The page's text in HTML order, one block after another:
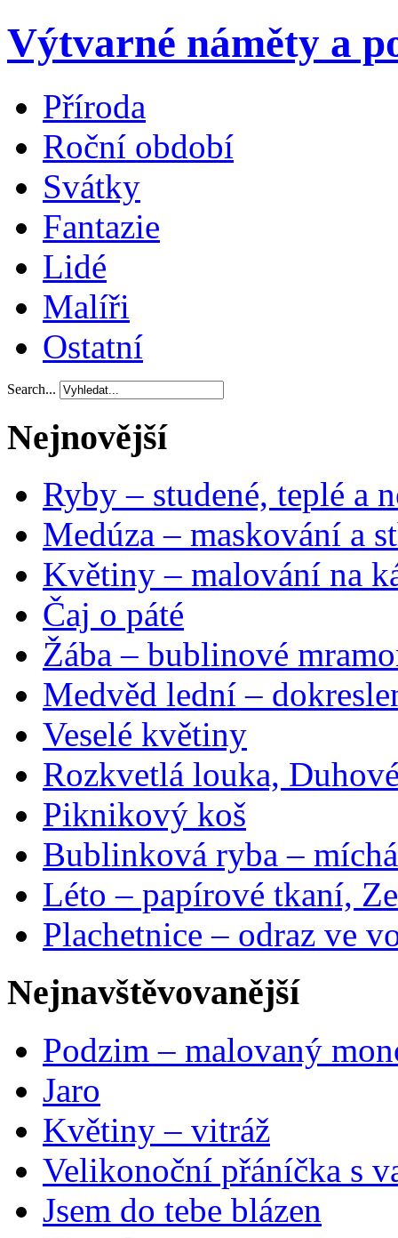
Výtvarné náměty a
Příroda
Roční období
Svátky
Fantazie
Lidé
Malíři
Ostatní
Search...
Nejnovější
Ryby – studené, teplé a
Medúza – maskování a
Květiny – malování na
Čaj o páté
Žába – bublinové
Medvěd lední –
Veselé květiny
Rozkvetlá louka,
Piknikový koš
Bublinková ryba –
Léto – papírové tkaní,
Plachetnice – odraz ve
Nejnavštěvovanější
Podzim – malovaný
Jaro
Květiny – vitráž
Velikonoční přáníčka s
Jsem do tebe blázen